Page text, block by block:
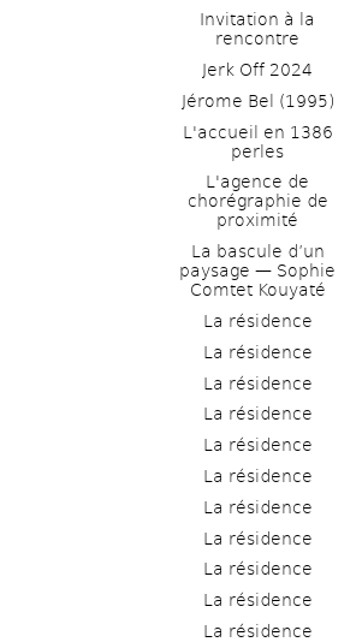
Invitation à la
rencontre
Jerk Off 2024
Jérome Bel (1995)
L'accueil en 1386
perles
L'agence de
chorégraphie de
proximité
La bascule d’un
paysage — Sophie
Comtet Kouyaté
La résidence
La résidence
La résidence
La résidence
La résidence
La résidence
La résidence
La résidence
La résidence
La résidence
La résidence